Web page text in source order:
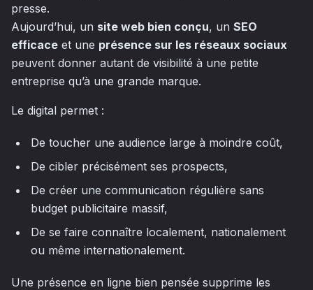
presse.
Aujourd’hui, un site web bien conçu, un SEO
efficace et une présence sur les réseaux sociaux
peuvent donner autant de visibilité à une petite
entreprise qu’à une grande marque.
Le digital permet :
De toucher une audience large à moindre coût,
De cibler précisément ses prospects,
De créer une communication régulière sans
budget publicitaire massif,
De se faire connaître localement, nationalement
ou même internationalement.
Une présence en ligne bien pensée supprime les